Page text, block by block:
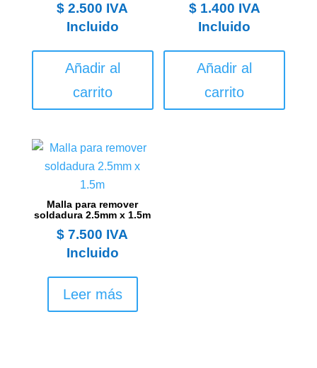
$ 2.500 IVA
Incluido
Añadir al
carrito
$1.400 IVA
Incluido
Añadir al
carrito
Malla para remover
soldadura 2.5mm x 1.5m
$ 7.500 IVA
Incluido
Leer más